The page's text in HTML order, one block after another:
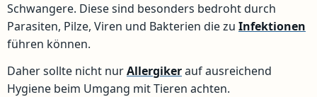
Schwangere. Diese sind besonders bedroht durch
Parasiten, Pilze, Viren und Bakterien die zu Infektionen
führen können.
Daher sollte nicht nurAllergikerauf ausreichend
Hygiene beim Umgang mit Tieren achten.